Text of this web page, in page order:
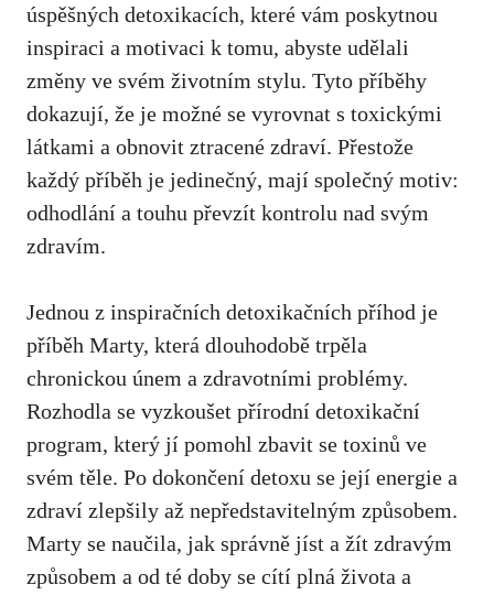
úspěšných detoxikacích, které vám poskytnou
inspiraci a motivaci k tomu, abyste udělali
změny ve svém životním stylu. Tyto příběhy
dokazují, že je možné se vyrovnat s toxickými
látkami a obnovit ztracené zdraví. Přestože
každý příběh je jedinečný, mají společný motiv:
odhodlání a touhu převzít kontrolu nad svým
zdravím.
Jednou z inspiračních detoxikačních příhod je
příběh Marty, která dlouhodobě trpěla
chronickou únem a zdravotními problémy.
Rozhodla se vyzkoušet přírodní detoxikační
program, který jí pomohl zbavit se toxinů ve
svém těle. Po dokončení detoxu se její energie a
zdraví zlepšily až nepředstavitelným způsobem.
Marty se naučila, jak správně jíst a žít zdravým
způsobem a od té doby se cítí plná života a